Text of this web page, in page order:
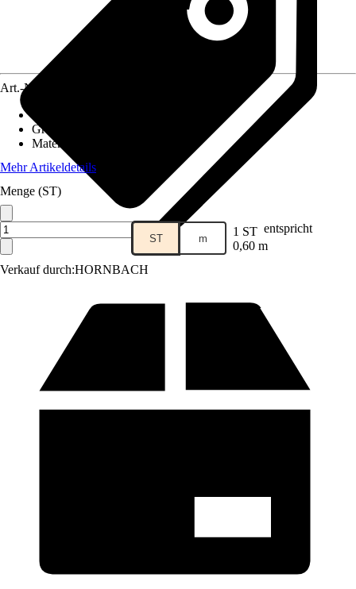
Verkauf durch:HORNBACH
Art.-Nr.
Grundfarbe
Material
Mehr Artikeldetails
Menge (ST)
ST m 1 ST entspricht
0,60 m